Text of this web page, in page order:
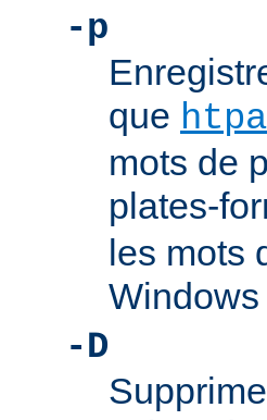
-p
que
mots de
plates-
les mots
-D